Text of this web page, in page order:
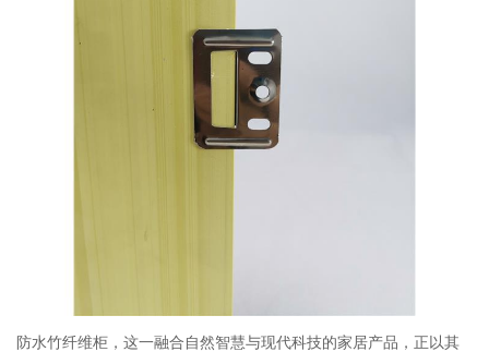
防水竹纤维柜，这一融合自然智慧与现代科技的家居产品，正以其